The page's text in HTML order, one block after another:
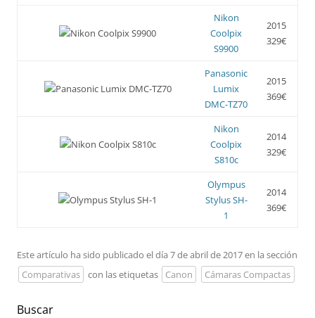
Nikon
Coolpix
S9900
2015
329€
Panasonic
Lumix
DMC-TZ70
2015
369€
Nikon
Coolpix
S810c
2014
329€
Olympus
Stylus SH-
1
2014
369€
Este artículo ha sido publicado el día 7 de abril de 2017 en la sección
Comparativas
con las etiquetas Canon Cámaras Compactas
Buscar